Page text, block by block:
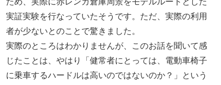
ため、実際に赤レンガ倉庫周景をモデルルートとした
実証実験を行なっていたそうです。ただ、実際の利用
者が少ないとのことで驚きました。
実際のところはわかりませんが、このお話を聞いて感
じたことは、やはり「健常者にとっては、電動車椅子
に乗車するハードルは高いのではないのか？」という